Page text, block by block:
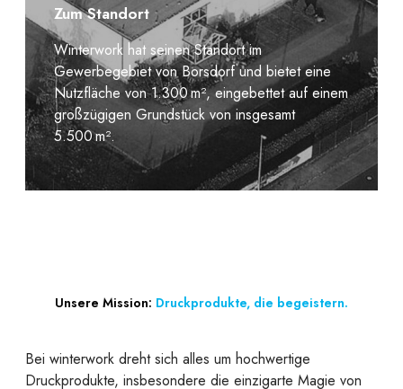
Zum Standort
Winterwork hat seinen Standort im
Gewerbegebiet von Borsdorf und bietet eine
Nutzfläche von 1.300 m², eingebettet auf einem
großzügigen Grundstück von insgesamt
5.500 m².
Unsere Mission: Druckprodukte, die begeistern.
Bei winterwork dreht sich alles um hochwertige
Druckprodukte, insbesondere die einzigarte Magie von